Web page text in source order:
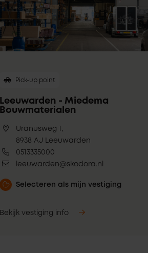
Pick-up point
Leeuwarden - Miedema
Bouwmaterialen
Uranusweg 1,
8938 AJ Leeuwarden
0513335000
leeuwarden@skodora.nl
Selecteren als mijn vestiging
Bekijk vestiging info